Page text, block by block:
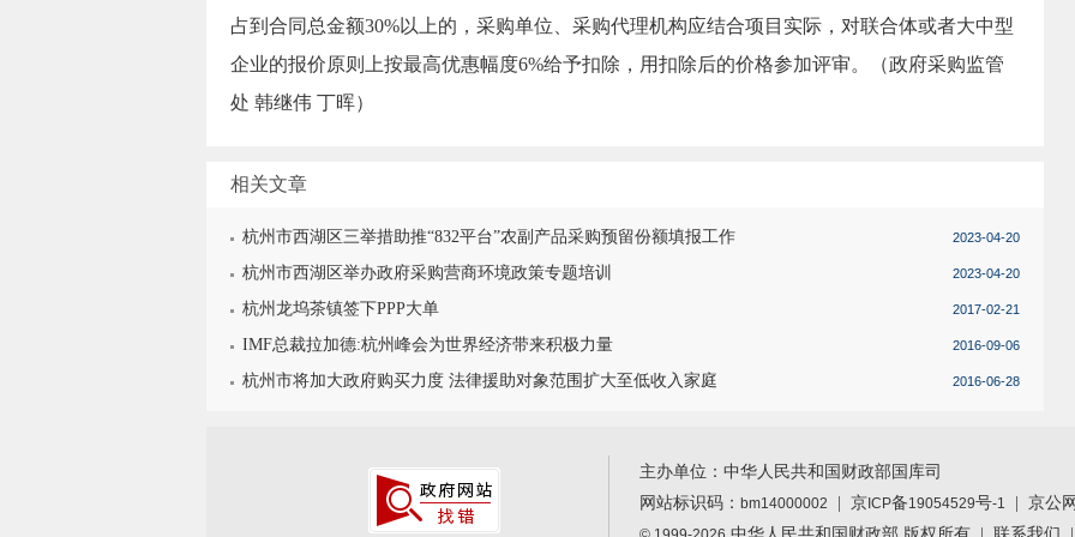
占到合同总金额30%以上的，采购单位、采购代理机构应结合项目实际，对联合体或者大中型
企业的报价原则上按最高优惠幅度6%给予扣除，用扣除后的价格参加评审。（政府采购监管
处 韩继伟 丁晖）
相关文章
杭州市西湖区三举措助推“832平台”农副产品采购预留份额填报工作 2023-04-20
杭州市西湖区举办政府采购营商环境政策专题培训 2023-04-20
杭州龙坞茶镇签下PPP大单 2017-02-21
IMF总裁拉加德:杭州峰会为世界经济带来积极力量 2016-09-06
杭州市将加大政府购买力度 法律援助对象范围扩大至低收入家庭 2016-06-28
主办单位：中华人民共和国财政部国库司
网站标识码： bm14000002 京 ICP备19054529号-1 | 京公